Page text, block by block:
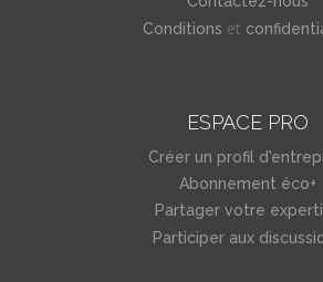
Conditions et
ESPACE PRO
Créer un profil
Abonnement éco+
Partager votre
Participer aux